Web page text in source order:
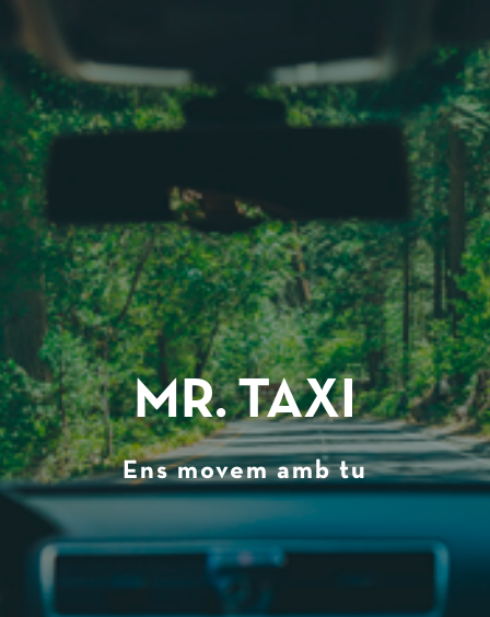
MR. TAXI
Ens movem amb tu